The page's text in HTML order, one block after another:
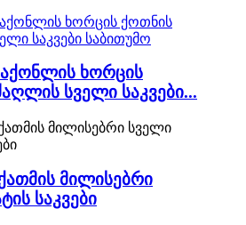
ხორცის
სველი საკვები...
მილისებრი
საკვები